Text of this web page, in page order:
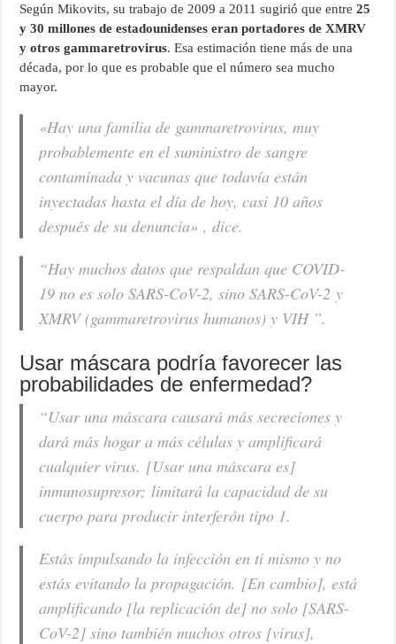
Según Mikovits, su trabajo de 2009 a 2011 sugirió que entre25
y 30 millones de estadounidenses eran portadores de XMRV
y otros gammaretrovirus. Esa estimación tiene más de una
década, por lo que es probable que el número sea mucho
mayor.
«Hay una familia de gammaretrovirus, muy
probablemente en el suministro de sangre
contaminada y vacunas que todavía están
inyectadas hasta el día de hoy, casi 10 años
después de su denuncia» , dice.
“Hay muchos datos que respaldan que COVID-
19 no es solo SARS-CoV-2, sino SARS-CoV-2 y
XMRV (gammaretrovirus humanos) y VIH ”.
Usar máscara podría favorecer las
probabilidades de enfermedad?
“Usar una máscara causará más secreciones y
dará más hogar a más células y amplificará
cualquier virus. [Usar una máscara es]
inmunosupresor; limitará la capacidad de su
cuerpo para producir interferón tipo 1.
Estás impulsando la infección en ti mismo y no
estás evitando la propagación. [En cambio], está
amplificando [la replicación de] no solo [SARS-
CoV-2] sino también muchos otros [virus],